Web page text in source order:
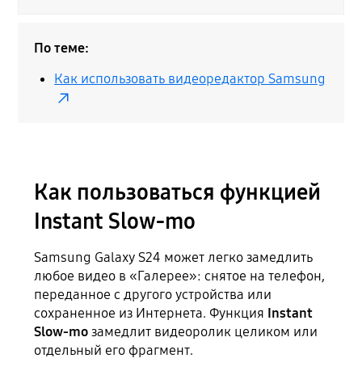
По теме:
Как использовать видеоредактор Samsung
Как пользоваться функцией
Instant Slow-mo
Samsung Galaxy S24 может легко замедлить
любое видео в «Галерее»: снятое на телефон,
переданное с другого устройства или
сохраненное из Интернета. Функция Instant
Slow-moзамедлит видеоролик целиком или
отдельный его фрагмент.